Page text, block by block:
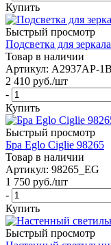
Купить
Быстрый просмотр
Подсветка для
Товар в наличии
Артикул: A2937AP-
2 410 руб./шт
-
Купить
Быстрый просмотр
Бра Eglo Ciglie 98265
Товар в наличии
Артикул: 98265_EG
1 750 руб./шт
-
Купить
Быстрый просмотр